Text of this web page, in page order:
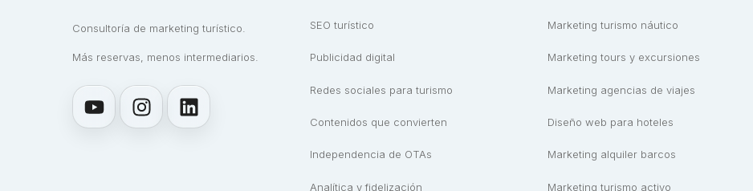
Consultoría de marketing turístico.
Más reservas, menos intermediarios.
SEO turístico
Publicidad digital
Redes sociales para turismo
Contenidos que convierten
Independencia de OTAs
Analítica y fidelización
Marketing turismo náutico
Marketing tours y excursiones
Marketing agencias de viajes
Diseño web para hoteles
Marketing alquiler barcos
Marketing turismo activo